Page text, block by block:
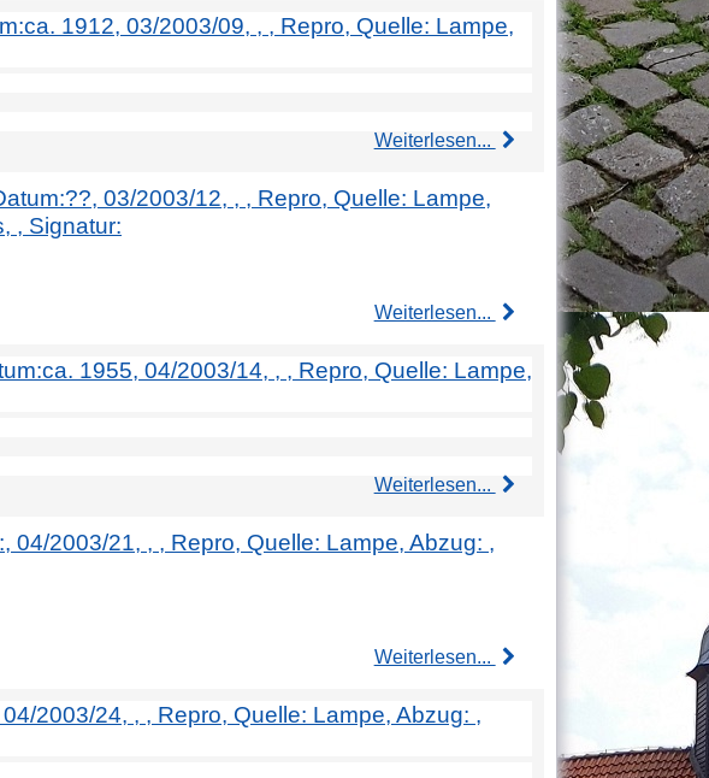
1912, 03/2003/09, , , Repro, Quelle: Lampe,
Weiterlesen...
03/2003/12, , , Repro, Quelle: Lampe,
, Signatur:
Weiterlesen...
1955, 04/2003/14, , , Repro, Quelle: Lampe,
Weiterlesen...
04/2003/21, , , Repro, Quelle: Lampe, Abzug: ,
Weiterlesen...
2003/24, , , Repro, Quelle: Lampe, Abzug: ,